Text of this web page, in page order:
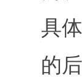
具
的